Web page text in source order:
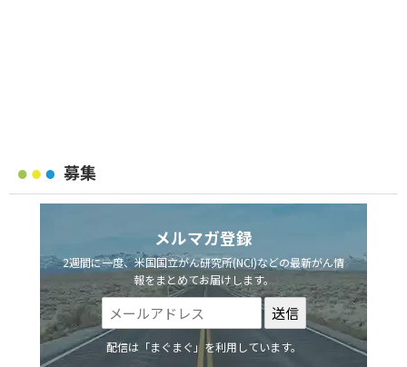
募集
メルマガ登録
2週間に一度、米国国立がん研究所(NCI)などの最新がん情
報をまとめてお届けします。
配信は「まぐまぐ」を利用しています。